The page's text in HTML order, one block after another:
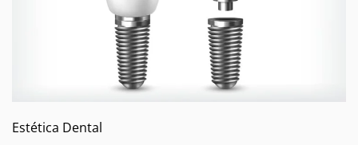
Estética Dental